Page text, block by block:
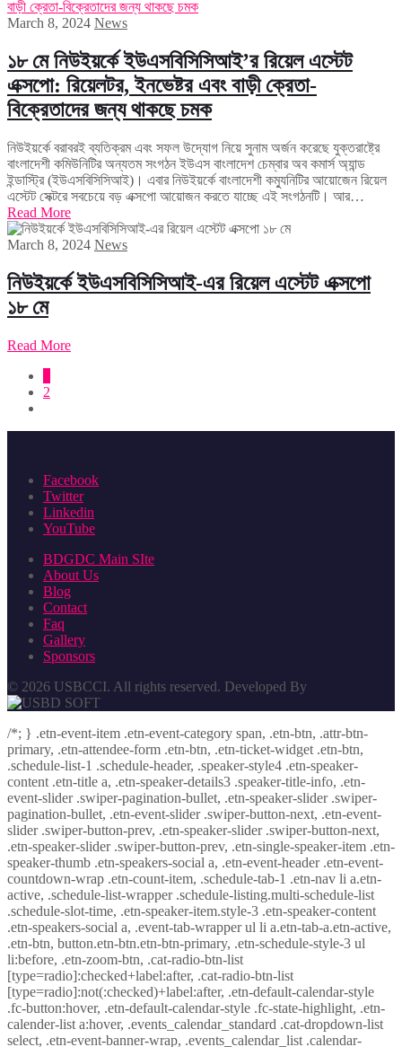
March 8, 2024 News
১৮ মে নিউইয়র্কে ইউএসবিসিসিআই’র রিয়েল এস্টেট
এক্সপো: রিয়েলটর, ইনভেষ্টর এবং বাড়ী ক্রেতা-
বিক্রেতাদের জন্য থাকছে চমক
নিউইয়র্কে বরাবরই ব্যতিক্রম এবং সফল উদ্যোগ নিয়ে সুনাম অর্জন করেছে যুক্তরাষ্ট্রে
বাংলাদেশী কমিউনিটির অন্যতম সংগঠন ইউএস বাংলাদেশ চেম্বার অব কমার্স অ্যান্ড
ইন্ডাস্ট্রি (ইউএসবিসিসিআই)। এবার নিউইয়র্কে বাংলাদেশী কম্যুনিটির আয়োজেন রিয়েল
এস্টেট সেক্টরে সবচেয়ে বড় এক্সপো আয়োজন করতে যাচ্ছে এই সংগঠনটি। আর…
Read More
March 8, 2024 News
নিউইয়র্কে ইউএসবিসিসিআই-এর রিয়েল এস্টেট এক্সপো
১৮ মে
Read More
2
Facebook
Twitter
Linkedin
YouTube
BDGDC Main SIte
About Us
Blog
Contact
Faq
Gallery
Sponsors
© 2026 USBCCI. All rights reserved. Developed By
/*; } .etn-event-item .etn-event-category span, .etn-btn, .attr-btn-
primary, .etn-attendee-form .etn-btn, .etn-ticket-widget .etn-btn,
.schedule-list-1 .schedule-header, .speaker-style4 .etn-speaker-
content .etn-title a, .etn-speaker-details3 .speaker-title-info, .etn-
event-slider .swiper-pagination-bullet, .etn-speaker-slider .swiper-
pagination-bullet, .etn-event-slider .swiper-button-next, .etn-event-
slider .swiper-button-prev, .etn-speaker-slider .swiper-button-next,
.etn-speaker-slider .swiper-button-prev, .etn-single-speaker-item .etn-
speaker-thumb .etn-speakers-social a, .etn-event-header .etn-event-
countdown-wrap .etn-count-item, .schedule-tab-1 .etn-nav li a.etn-
active, .schedule-list-wrapper .schedule-listing.multi-schedule-list
.schedule-slot-time, .etn-speaker-item.style-3 .etn-speaker-content
.etn-speakers-social a, .event-tab-wrapper ul li a.etn-tab-a.etn-active,
.etn-btn, button.etn-btn.etn-btn-primary, .etn-schedule-style-3 ul
li:before, .etn-zoom-btn, .cat-radio-btn-list
[type=radio]:checked+label:after, .cat-radio-btn-list
[type=radio]:not(:checked)+label:after, .etn-default-calendar-style
.fc-button:hover, .etn-default-calendar-style .fc-state-highlight, .etn-
calender-list a:hover, .events_calendar_standard .cat-dropdown-list
select, .etn-event-banner-wrap, .events_calendar_list .calendar-